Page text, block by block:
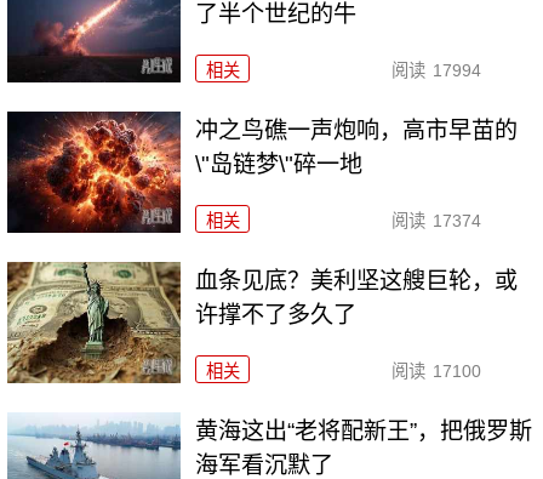
了半个世纪的牛
相关 阅读 17994
冲之鸟礁一声炮响，高市早苗的
\"岛链梦\"碎一地
相关 阅读 17374
血条见底？美利坚这艘巨轮，或
许撑不了多久了
相关 阅读 17100
黄海这出“老将配新王”，把俄罗斯
海军看沉默了